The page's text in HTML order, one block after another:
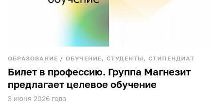
ОБРАЗОВАНИЕ / ОБУЧЕНИЕ, СТУДЕНТЫ, СТИПЕНДИАТ
Билет в профессию. Группа Магнезит
предлагает целевое обучение
3 июня 2026 года